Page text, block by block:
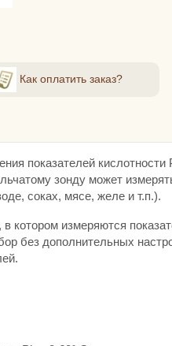
Как оплатить заказ?
показателей
зонду может
соках, мясе, желе и т.п.).
котором измеряются
без дополнительных